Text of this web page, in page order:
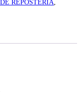
REPOSTERIA